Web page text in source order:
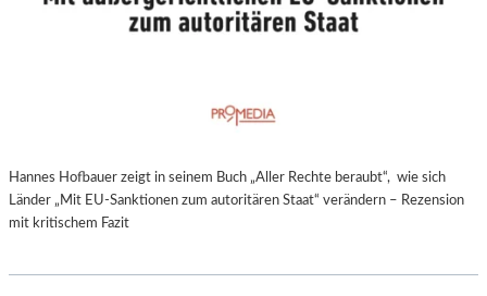
Hannes Hofbauer zeigt in seinem Buch „Aller Rechte beraubt“, wie sich
Länder „Mit EU-Sanktionen zum autoritären Staat“ verändern – Rezension
mit kritischem Fazit